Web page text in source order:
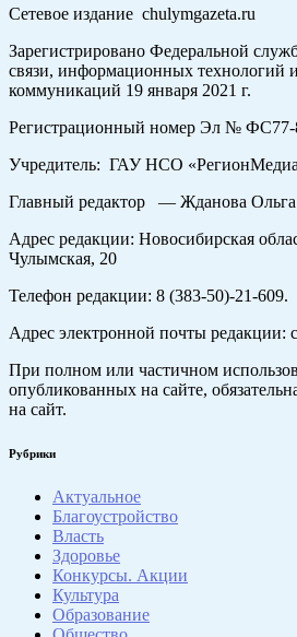
Сетевое издание chulymgazeta.ru
Зарегистрировано Федеральной
связи, информационных технологий
коммуникаций 19 января 2021 г.
Регистрационный номер Эл № ФС77-
Учредитель: ГАУ НСО
Главный редактор — Жданова Ольга
Адрес редакции: Новосибирская
Чулымская, 20
Телефон редакции: 8 (383-50)-21-609.
Адрес электронной почты редакции:
При полном или частичном
опубликованных на сайте,
на сайт.
Рубрики
Актуальное
Благоустройство
Власть
Здоровье
Конкурсы. Акции
Культура
Образование